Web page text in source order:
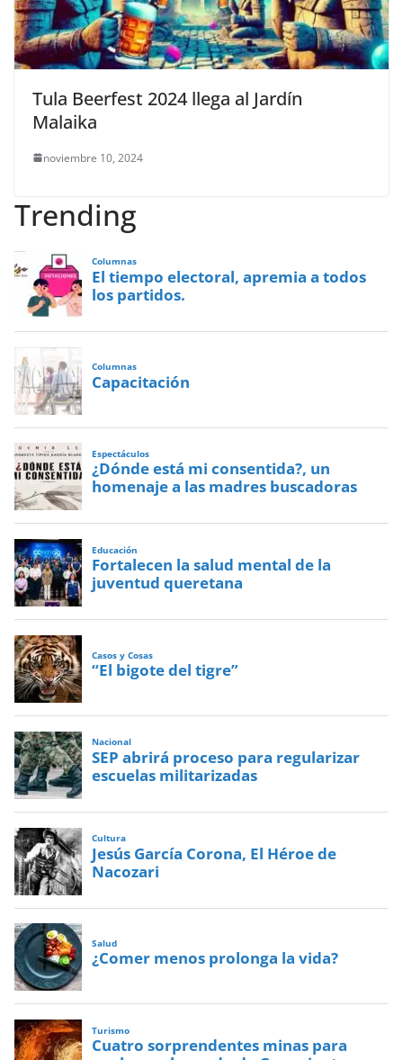
Tula Beerfest 2024 llega al Jardín
Malaika
noviembre 10, 2024
Trending